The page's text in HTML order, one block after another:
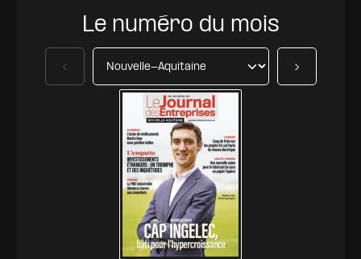
Le numéro du mois
Précédent Suivant